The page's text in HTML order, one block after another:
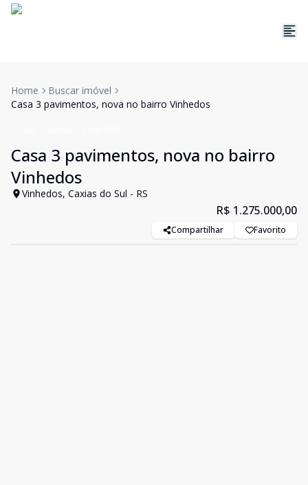
Home
Buscar imóvel
Casa 3 pavimentos, nova no bairro Vinhedos
Casa 3 pavimentos, nova no bairro
Vinhedos
Vinhedos, Caxias do Sul - RS
R$ 1.275.000,00
Compartilhar Favorito